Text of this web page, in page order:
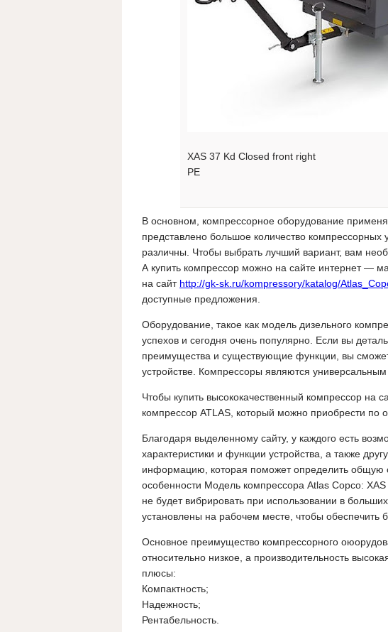
XAS 37 Kd Closed front right
PE
В основном, компрессорное оборудование
представлено большое количество компрессорных
различны. Чтобы выбрать лучший вариант, вам
А купить компрессор можно на сайте интернет —
на сайт http://gk-sk.ru/kompressory/katalog/
доступные предложения.
Оборудование, такое как модель дизельного
успехов и сегодня очень популярно. Если вы
преимущества и существующие функции, вы
устройстве. Компрессоры являются универсальным
Чтобы купить высококачественный компрессор на
компрессор ATLAS, который можно приобрести по
Благодаря выделенному сайту, у каждого есть
характеристики и функции устройства, а также
информацию, которая поможет определить общую
особенности Модель компрессора Atlas Copco:
не будет вибрировать при использовании в
установлены на рабочем месте, чтобы обеспечить
Основное преимущество компрессорного
относительно низкое, а производительность
плюсы:
Компактность;
Надежность;
Рентабельность.